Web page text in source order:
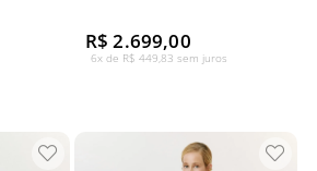
R$ 2.699,00
6x de R$ 449,83 sem juros